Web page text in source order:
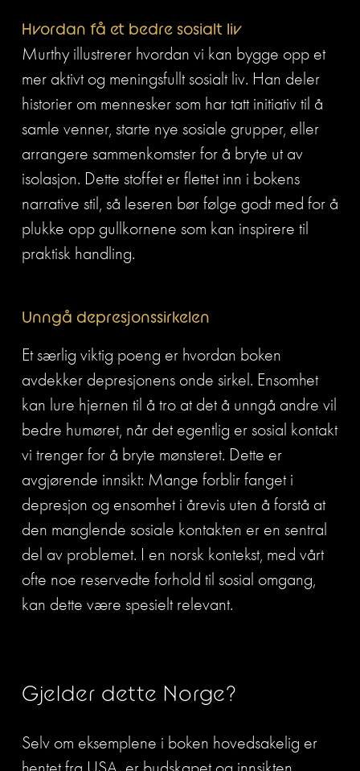
Hvordan få et bedre sosialt liv
Murthy illustrerer hvordan vi kan bygge opp et
mer aktivt og meningsfullt sosialt liv. Han deler
historier om mennesker som har tatt initiativ til å
samle venner, starte nye sosiale grupper, eller
arrangere sammenkomster for å bryte ut av
isolasjon. Dette stoffet er flettet inn i bokens
narrative stil, så leseren bør følge godt med for å
plukke opp gullkornene som kan inspirere til
praktisk handling.
Unngå depresjonssirkelen
Et særlig viktig poeng er hvordan boken
avdekker depresjonens onde sirkel. Ensomhet
kan lure hjernen til å tro at det å unngå andre vil
bedre humøret, når det egentlig er sosial kontakt
vi trenger for å bryte mønsteret. Dette er
avgjørende innsikt: Mange forblir fanget i
depresjon og ensomhet i årevis uten å forstå at
den manglende sosiale kontakten er en sentral
del av problemet. I en norsk kontekst, med vårt
ofte noe reservedte forhold til sosial omgang,
kan dette være spesielt relevant.
Gjelder dette Norge?
Selv om eksemplene i boken hovedsakelig er